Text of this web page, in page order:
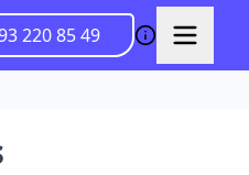
220 85 49